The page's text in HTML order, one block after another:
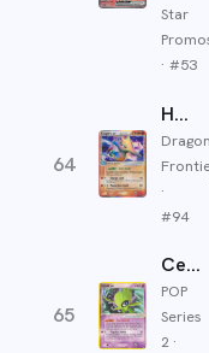
Star
· #53
64
Hyporoi ex δ
Dragon
·
#94
65
Celebi ex
POP
Series
2 ·